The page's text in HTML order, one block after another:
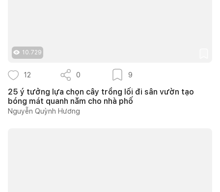
10.729
12 0 9
25 ý tưởng lựa chọn cây trồng lối đi sân vườn tạo
bóng mát quanh năm cho nhà phố
Nguyễn Quỳnh Hương